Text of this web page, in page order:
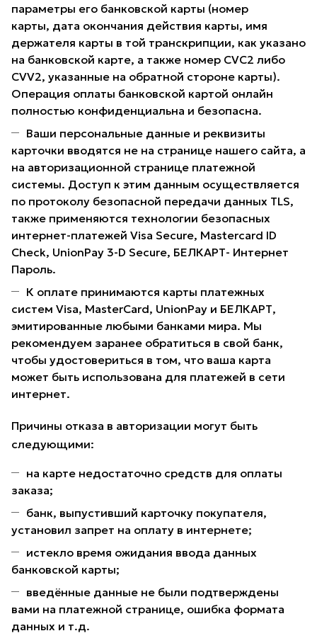
параметры его банковской карты (номер
карты, дата окончания действия карты, имя
держателя карты в той транскрипции, как указано
на банковской карте, а также номер CVC2 либо
CVV2, указанные на обратной стороне карты).
Операция оплаты банковской картой онлайн
полностью конфиденциальна и безопасна.
Ваши персональные данные и реквизиты
карточки вводятся не на странице нашего сайта, а
на авторизационной странице платежной
системы. Доступ к этим данным осуществляется
по протоколу безопасной передачи данных TLS,
также применяются технологии безопасных
интернет-платежей Visa Secure, Mastercard ID
Check, UnionPay 3-D Secure, БЕЛКАРТ- Интернет
Пароль.
К оплате принимаются карты платежных
систем Visa, MasterCard, UnionPay и БЕЛКАРТ,
эмитированные любыми банками мира. Мы
рекомендуем заранее обратиться в свой банк,
чтобы удостовериться в том, что ваша карта
может быть использована для платежей в сети
интернет.
Причины отказа в авторизации могут быть
следующими:
на карте недостаточно средств для оплаты
заказа;
банк, выпустивший карточку покупателя,
установил запрет на оплату в интернете;
истекло время ожидания ввода данных
банковской карты;
введённые данные не были подтверждены
вами на платежной странице, ошибка формата
данных и т.д.